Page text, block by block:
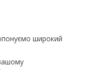
широкий